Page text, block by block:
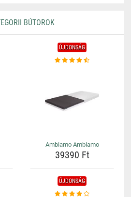
BÚTOROK
ÚJDONSÁG
Ambiamo Ambiamo
39390 Ft
ÚJDONSÁG